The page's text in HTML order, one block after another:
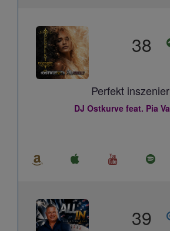
38
Perfekt
DJ Ostkurve feat. Pia
39